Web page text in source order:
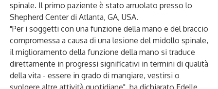
spinale. Il primo paziente è stato arruolato presso lo
Shepherd Center di Atlanta, GA, USA.
"Per i soggetti con una funzione della mano e del braccio
compromessa a causa di una lesione del midollo spinale,
il miglioramento della funzione della mano si traduce
direttamente in progressi significativi in termini di qualità
della vita - essere in grado di mangiare, vestirsi o
svolgere altre attività quotidiane", ha dichiarato Edelle